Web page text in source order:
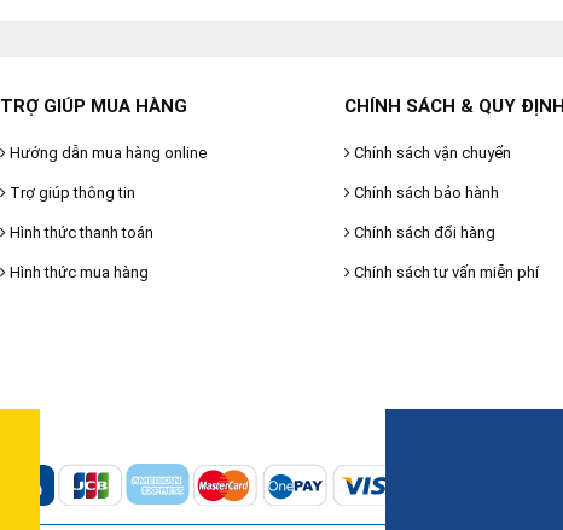
TRỢ GIÚP MUA HÀNG
Hướng dẫn mua hàng online
Trợ giúp thông tin
Hình thức thanh toán
Hình thức mua hàng
CHÍNH SÁCH & QUY ĐỊNH
Chính sách vận chuyển
Chính sách bảo hành
Chính sách đổi hàng
Chính sách tư vấn miễn phí